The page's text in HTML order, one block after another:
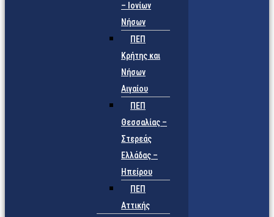
– Ιονίων
Νήσων
ΠΕΠ
Κρήτης και
Νήσων
Αιγαίου
ΠΕΠ
Θεσσαλίας –
Στερεάς
Ελλάδας –
Ηπείρου
ΠΕΠ
Αττικής